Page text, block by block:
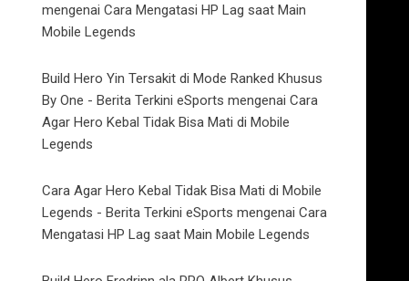
mengenaiCara Mengatasi HP Lag saat Main
Mobile Legends
Build Hero Yin Tersakit di Mode Ranked Khusus
By One - Berita Terkini eSports mengenaiCara
Agar Hero Kebal Tidak Bisa Mati di Mobile
Legends
Cara Agar Hero Kebal Tidak Bisa Mati di Mobile
Legends - Berita Terkini eSports mengenaiCara
Mengatasi HP Lag saat Main Mobile Legends